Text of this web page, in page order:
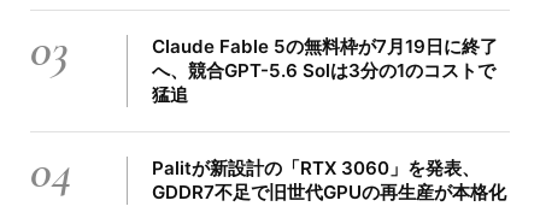
03
Claude Fable 5の無料枠が7月19日に終了
へ、競合GPT-5.6 Solは3分の1のコストで
猛追
04
Palitが新設計の「RTX 3060」を発表、
GDDR7不足で旧世代GPUの再生産が本格化